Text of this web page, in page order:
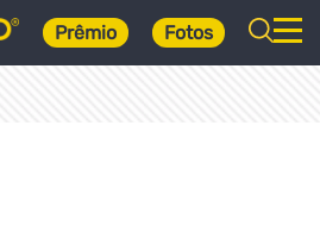
Prêmio Fotos